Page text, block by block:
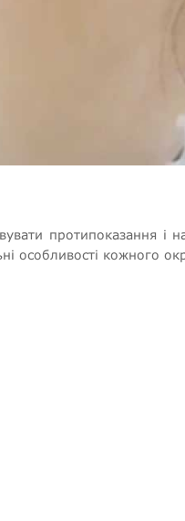
протипоказання і
особливості кожного